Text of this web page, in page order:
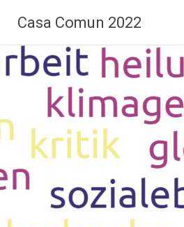
contenido
Casa Comun 2022